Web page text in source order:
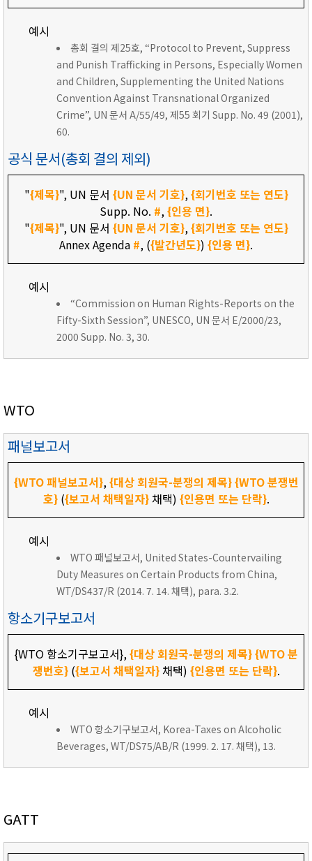
예시
총회 결의 제25호, “Protocol to Prevent, Suppress
and Punish Trafficking in Persons, Especially Women
and Children, Supplementing the United Nations
Convention Against Transnational Organized
Crime”, UN 문서 A/55/49, 제55 회기 Supp. No. 49 (2001),
60.
공식 문서(총회 결의 제외)
"{제목}", UN 문서 {UN 문서 기호},{회기번호 또는 연도}
Supp. No. #,{인용 면}.
"{제목}", UN 문서 {UN 문서 기호},{회기번호 또는 연도}
Annex Agenda #, ({발간년도}) {인용 면}.
예시
“Commission on Human Rights-Reports on the
Fifty-Sixth Session”, UNESCO, UN 문서 E/2000/23,
2000 Supp. No. 3, 30.
WTO
패널보고서
{WTO 패널보고서},{대상 회원국-분쟁의 제목}{WTO 분쟁번
호}({보고서 채택일자}채택) {인용면 또는 단락}.
예시
WTO 패널보고서, United States-Countervailing
Duty Measures on Certain Products from China,
WT/DS437/R (2014. 7. 14. 채택), para. 3.2.
항소기구보고서
{WTO 항소기구보고서},{대상 회원국-분쟁의 제목}{WTO 분
쟁번호}({보고서 채택일자}채택) {인용면 또는 단락}.
예시
WTO 항소기구보고서, Korea-Taxes on Alcoholic
Beverages, WT/DS75/AB/R (1999. 2. 17. 채택), 13.
GATT